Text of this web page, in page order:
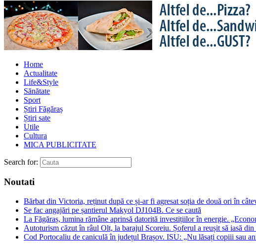
Home
Actualitate
Life&Style
Sănătate
Sport
Știri Făgăraș
Știri sate
Utile
Cultura
MICA PUBLICITATE
Search for:
Noutati
Bărbat din Victoria, reținut după ce și-ar fi agresat soția de două ori în
Se fac angajări pe șantierul Makyol DJ104B. Ce se caută
La Făgăraș, lumina rămâne aprinsă datorită investițiilor în energie.
Autoturism căzut în râul Olt, la barajul Scoreiu. Șoferul a reușit să iasă din
Cod Portocaliu de caniculă în județul Brașov. ISU: „Nu lăsați copiii sau